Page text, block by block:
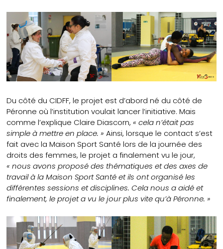
Du côté du CIDFF, le projet est d’abord né du côté de
Péronne où l’institution voulait lancer l’initiative. Mais
comme l’explique Claire Diascorn, « cela n’était pas
simple à mettre en place. » Ainsi, lorsque le contact s’est
fait avec la Maison Sport Santé lors de la journée des
droits des femmes, le projet a finalement vu le jour,
« nous avons proposé des thématiques et des axes de
travail à la Maison Sport Santé et ils ont organisé les
différentes sessions et disciplines. Cela nous a aidé et
finalement, le projet a vu le jour plus vite qu’à Péronne. »